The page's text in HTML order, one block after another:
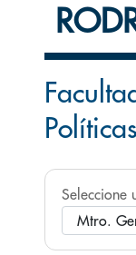
Seleccione